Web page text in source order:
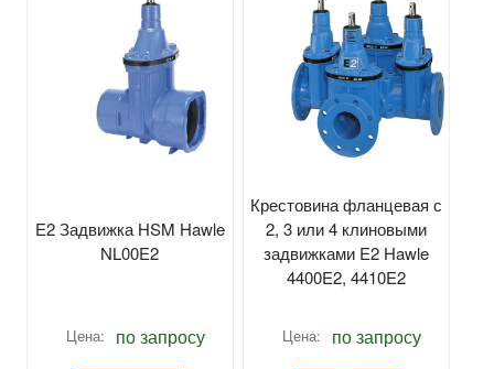
E2 Задвижка HSM Hawle
NL00E2
Цена: по запросу
Крестовина фланцевая с
2, 3 или 4 клиновыми
задвижками E2 Hawle
4400E2, 4410E2
Цена: по запросу